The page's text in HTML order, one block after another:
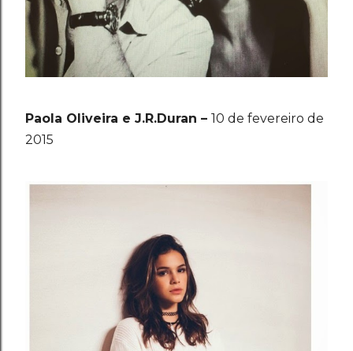
Paola Oliveira e J.R.Duran – 10 de fevereiro de
2015